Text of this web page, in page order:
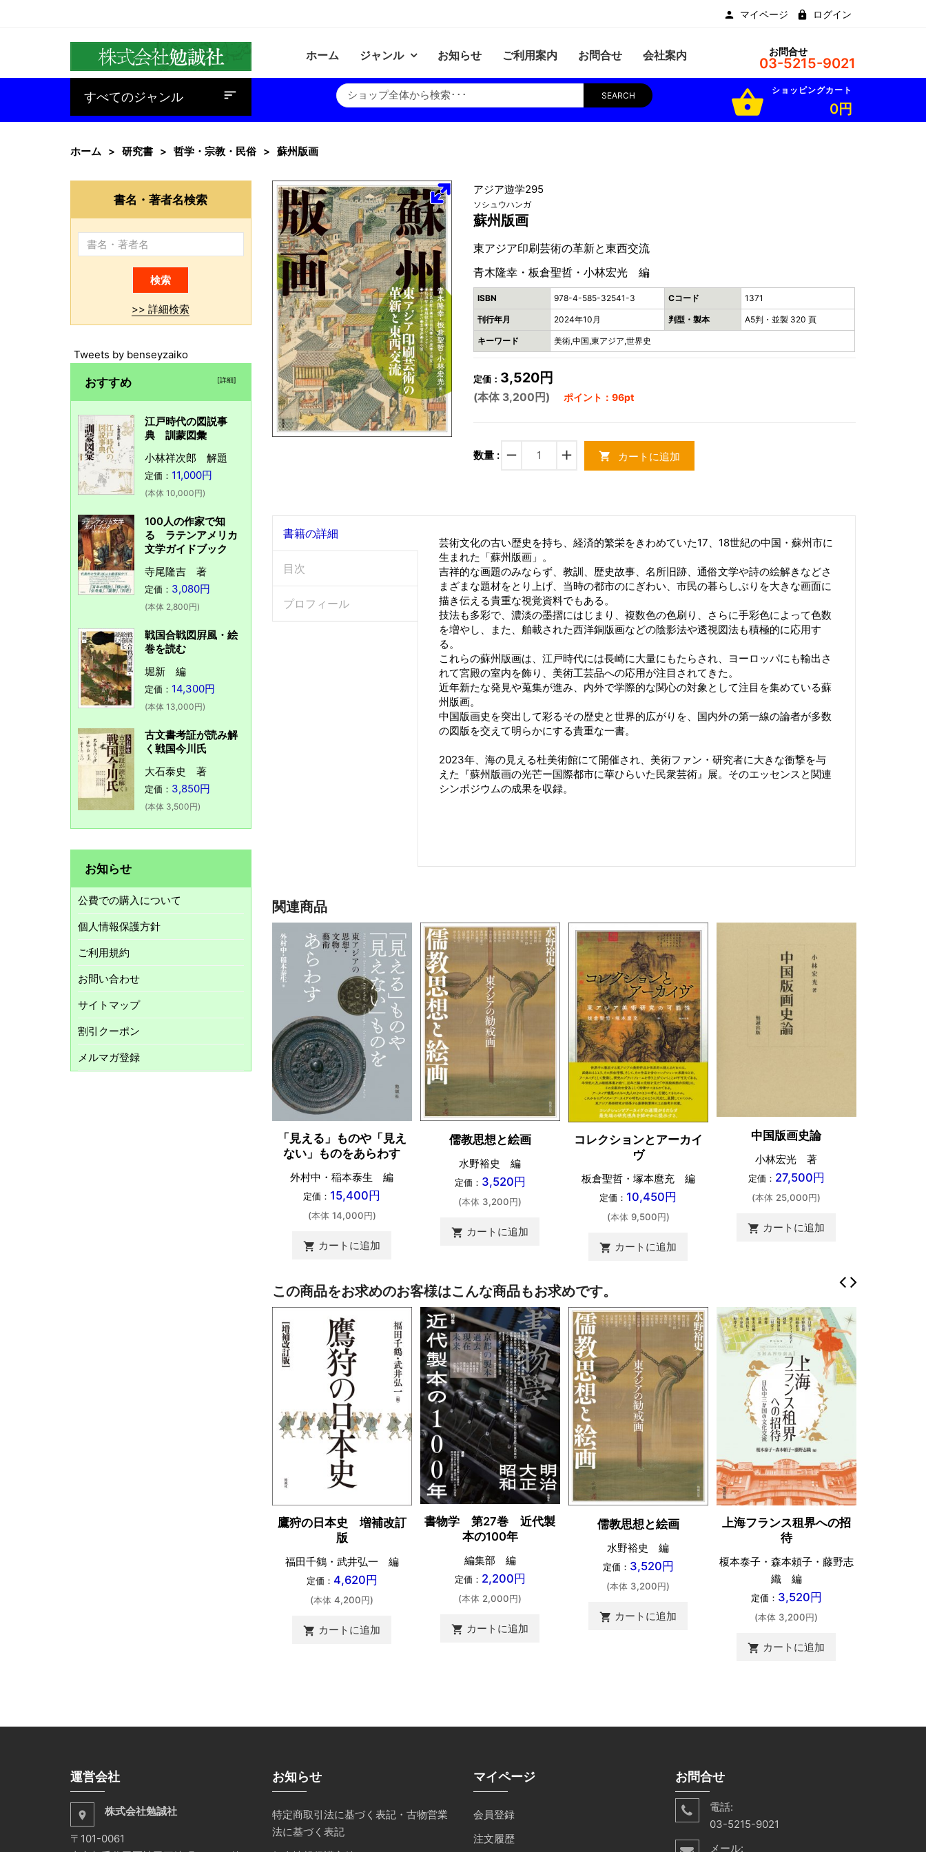
マイページ ログイン
ホーム ジャンル お知らせ ご利用案内 お問合せ 会社案内 お問合せ
03-5215-9021
すべてのジャンル
baseline_sort SEARCH shopping_basket ショッピングカート
0円
ホーム 研究書 哲学・宗教・民俗 蘇州版画
アジア遊学295
ソシュウハンガ
蘇州版画
東アジア印刷芸術の革新と東西交流
青木隆幸・板倉聖哲・小林宏光 編
ISBN 978-4-585-32541-3 Cコード 1371
刊行年月 2024年10月 判型・製本 A5判・並製 320 頁
キーワード 美術,中国,東アジア,世界史
定価： 3,520円
(本体 3,200円) ポイント：96pt
数量 : remove add shopping_cart カートに追加
書籍の詳細
目次
プロフィール
芸術文化の古い歴史を持ち、経済的繁栄をきわめていた17、18世紀の中国・蘇州市に
生まれた「蘇州版画」。
吉祥的な画題のみならず、教訓、歴史故事、名所旧跡、通俗文学や詩の絵解きなどさ
まざまな題材をとり上げ、当時の都市のにぎわい、市民の暮らしぶりを大きな画面に
描き伝える貴重な視覚資料でもある。
技法も多彩で、濃淡の墨摺にはじまり、複数色の色刷り、さらに手彩色によって色数
を増やし、また、舶載された西洋銅版画などの陰影法や透視図法も積極的に応用す
る。
これらの蘇州版画は、江戸時代には長崎に大量にもたらされ、ヨーロッパにも輸出さ
れて宮殿の室内を飾り、美術工芸品への応用が注目されてきた。
近年新たな発見や蒐集が進み、内外で学際的な関心の対象として注目を集めている蘇
州版画。
中国版画史を突出して彩るその歴史と世界的広がりを、国内外の第一線の論者が多数
の図版を交えて明らかにする貴重な一書。
2023年、海の見える杜美術館にて開催され、美術ファン・研究者に大きな衝撃を与
えた『蘇州版画の光芒ー国際都市に華ひらいた民衆芸術』展。そのエッセンスと関連
シンポジウムの成果を収録。
関連商品
「見える」ものや「見え
ない」ものをあらわす
外村中・稲本泰生 編
定価： 15,400円
(本体 14,000円)
shopping_cart カートに追加
儒教思想と絵画
水野裕史 編
定価： 3,520円
(本体 3,200円)
shopping_cart カートに追加
コレクションとアーカイ
ヴ
板倉聖哲・塚本麿充 編
定価： 10,450円
(本体 9,500円)
shopping_cart カートに追加
中国版画史論
小林宏光 著
定価： 27,500円
(本体 25,000円)
shopping_cart カートに追加
この商品をお求めのお客様はこんな商品もお求めです。
鷹狩の日本史 増補改訂
版
福田千鶴・武井弘一 編
定価： 4,620円
(本体 4,200円)
shopping_cart カートに追加
書物学 第27巻 近代製
本の100年
編集部 編
定価： 2,200円
(本体 2,000円)
shopping_cart カートに追加
儒教思想と絵画
水野裕史 編
定価： 3,520円
(本体 3,200円)
shopping_cart カートに追加
上海フランス租界への招
待
榎本泰子・森本頼子・藤野志
織 編
定価： 3,520円
(本体 3,200円)
shopping_cart カートに追加
書名・著者名検索
>> 詳細検索
Tweets by benseyzaiko
おすすめ [詳細]
江戸時代の図説事
典 訓蒙図彙
小林祥次郎 解題
定価： 11,000円
(本体 10,000円)
100人の作家で知
る ラテンアメリカ
文学ガイドブック
寺尾隆吉 著
定価： 3,080円
(本体 2,800円)
戦国合戦図屛風・絵
巻を読む
堀新 編
定価： 14,300円
(本体 13,000円)
古文書考証が読み解
く戦国今川氏
大石泰史 著
定価： 3,850円
(本体 3,500円)
お知らせ
公費での購入について
個人情報保護方針
ご利用規約
お問い合わせ
サイトマップ
割引クーポン
メルマガ登録
運営会社
place 株式会社勉誠社
〒101-0061
お知らせ
特定商取引法に基づく表記・古物営業
法に基づく表記
マイページ
会員登録
注文履歴
お問合せ
電話:
03-5215-9021
メール: